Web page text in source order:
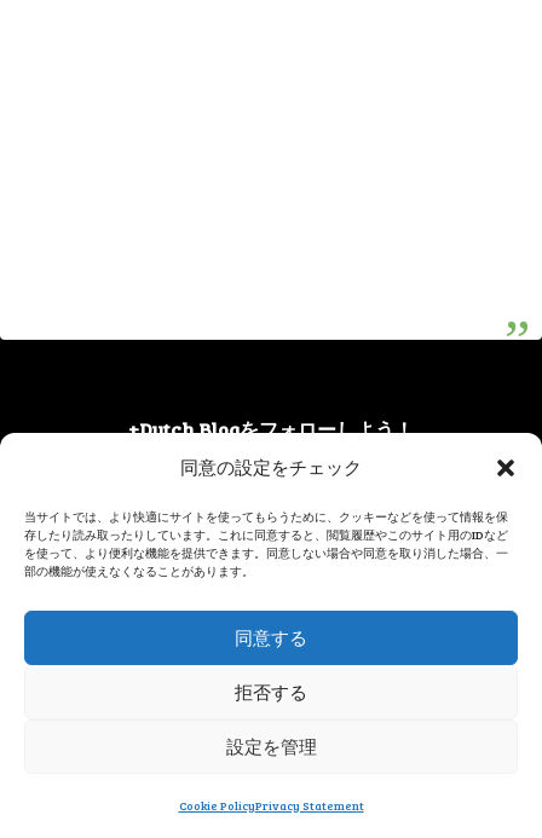
同意の設定をチェック
当サイトでは、より快適にサイトを使ってもらうために、クッキーなどを使って情報を保
存したり読み取ったりしています。これに同意すると、閲覧履歴やこのサイト用のIDなど
を使って、より便利な機能を提供できます。同意しない場合や同意を取り消した場合、一
部の機能が使えなくなることがあります。
同意する
拒否する
設定を管理
Cookie PolicyPrivacy Statement
+Dutch Blogをフォローしよう！
おすすめトピック
【月刊】フェルメー
ブリュッセルのフラ